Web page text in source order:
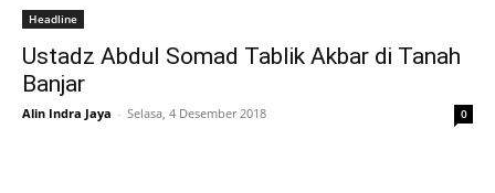
Headline
Ustadz Abdul Somad Tablik Akbar di Tanah
Banjar
Alin Indra Jaya - Selasa, 4 Desember 2018 0